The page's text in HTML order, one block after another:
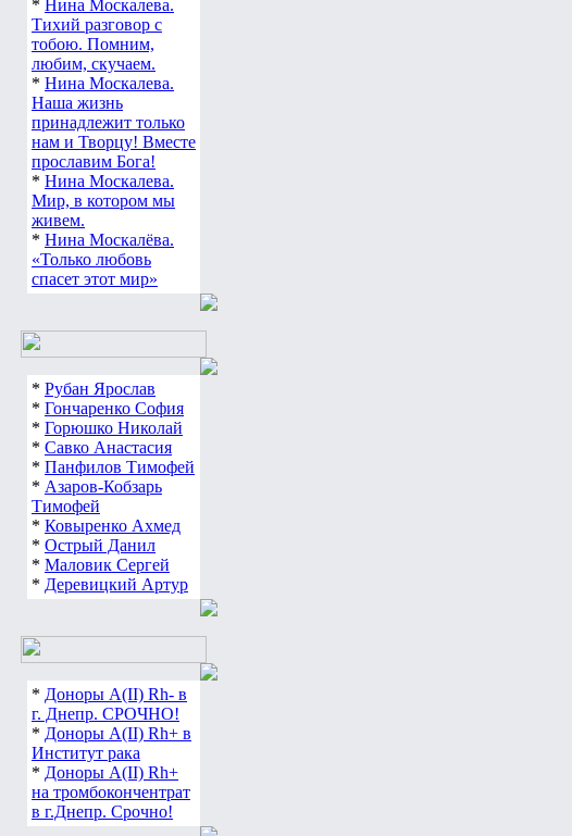
* Нина Москалева.
Тихий разговор с
тобою. Помним,
любим, скучаем.
* Нина Москалева.
Наша жизнь
принадлежит только
нам и Творцу! Вместе
прославим Бога!
* Нина Москалева.
Мир, в котором мы
живем.
* Нина Москалёва.
«Только любовь
спасет этот мир»
* Рубан Ярослав
* Гончаренко София
* Горюшко Николай
* Савко Анастасия
* Панфилов Тимофей
* Азаров-Кобзарь
Тимофей
* Ковыренко Ахмед
* Острый Данил
* Маловик Сергей
* Деревицкий Артур
* Доноры А(ІІ) Rh- в
г. Днепр. СРОЧНО!
* Доноры А(ІІ) Rh+ в
Институт рака
* Доноры А(ІІ) Rh+
на тромбокончентрат
в г.Днепр. Срочно!